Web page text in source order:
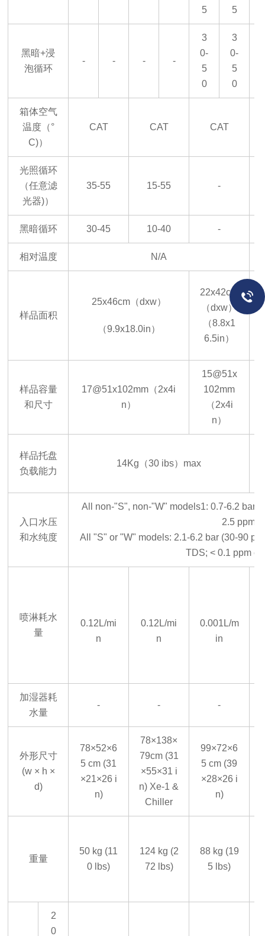
5
5
黑暗+浸
泡循环
- - - -
3
0-
5
0
3
0-
5
0
箱体空气
温度（°
C)）
CAT CAT CAT
光照循环
（任意滤
光器)）
35-55 15-55 -
黑暗循环 30-45 10-40 -
相对温度 N/A
样品面积
25x46cm（dxw）
（9.9x18.0in）
22x42cm
（dxw）
（8.8x1
6.5in）
样品容量
和尺寸
17@51x102mm（2x4i
n）
15@51x
102mm
（2x4i
n）
样品托盘
负载能力
14Kg （30 ibs） max
入口水压
和水纯度
All non-"S", non-"W" models1: 0.7-6.2 bar
2.5 ppm
All "S" or "W" models: 2.1-6.2 bar (30-90
TDS; < 0.1 ppm
喷淋耗水
量
0.12L/mi
n
0.12L/mi
n
0.001L/m
in
加湿器耗
水量
- - -
外形尺寸
(w × h ×
d)
78×52×6
5 cm (31
×21×26 i
n)
78×138×
79cm (31
×55×31 i
n) Xe-1 &
Chiller
99×72×6
5 cm (39
×28×26 i
n)
重量
50 kg (11
0 lbs)
124 kg (2
72 lbs)
88 kg (19
5 lbs)
2
0